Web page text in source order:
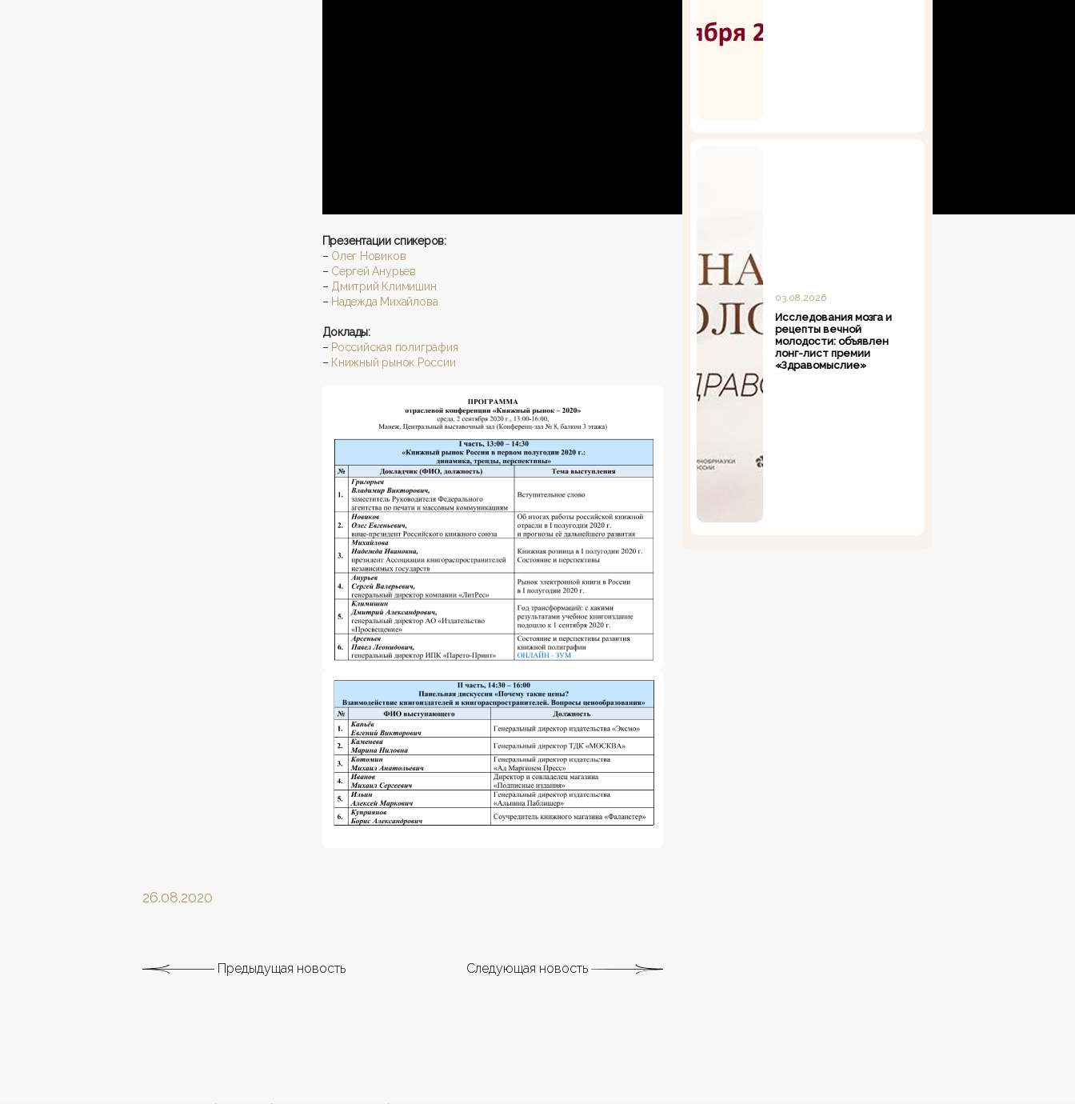
Презентации спикеров:
– Олег Новиков
– Сергей Анурьев
– Дмитрий Климишин
– Надежда Михайлова
Доклады:
– Российская полиграфия
– Книжный рынок России
26.08.2020
Предыдущая новость Следующая новость
03.08.2026
Исследования мозга и
рецепты вечной
молодости: объявлен
лонг-лист премии
«Здравомыслие»